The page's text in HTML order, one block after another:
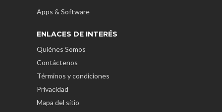
Apps & Software
ENLACES DE INTERÉS
Quiénes Somos
Contáctenos
Términos y condiciones
Privacidad
Mapa del sitio